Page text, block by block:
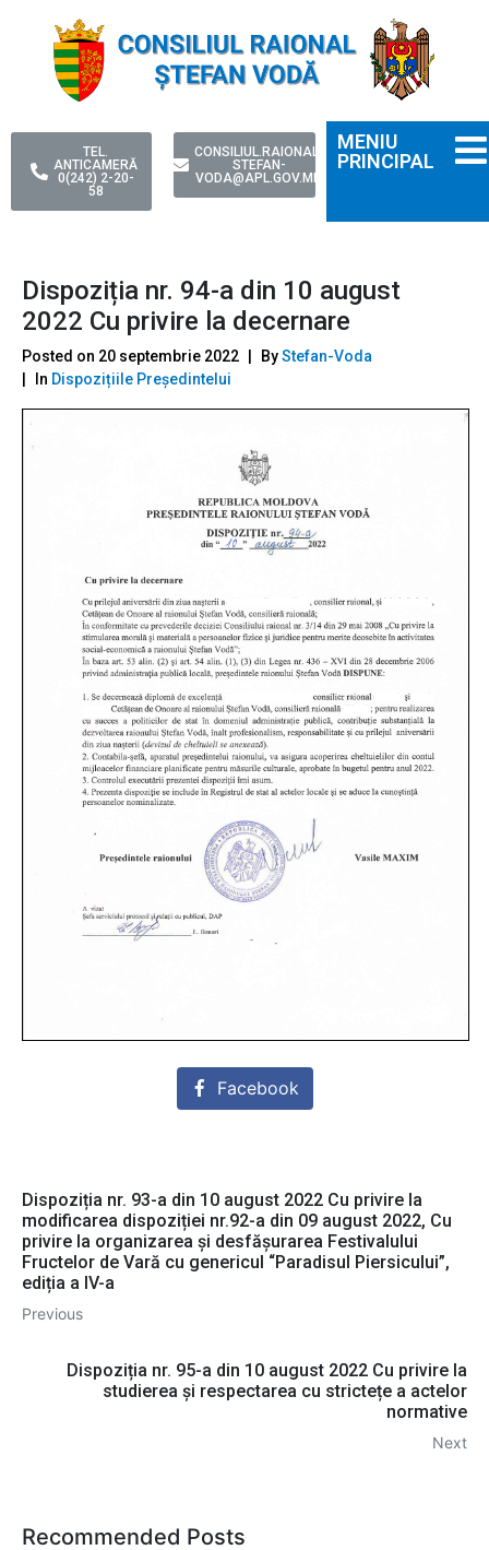
TEL.
ANTICAMERĂ
0(242) 2-20-
58
CONSILIUL.RAIONAL-
STEFAN-
VODA@APL.GOV.MD
MENIU
PRINCIPAL
Dispoziția nr. 94-a din 10 august
2022 Cu privire la decernare
Posted on 20 septembrie 2022 ByStefan-Voda
In Dispozițiile Președintelui
Facebook
Dispoziția nr. 93-a din 10 august 2022 Сu privire la
modificarea dispoziției nr.92-a din 09 august 2022, Cu
privire la organizarea şi desfășurarea Festivalului
Fructelor de Vară cu genericul “Paradisul Piersicului”,
ediția a IV-a
Previous
Dispoziția nr. 95-a din 10 august 2022 Cu privire la
studierea și respectarea cu strictețe a actelor
normative
Next
Recommended Posts